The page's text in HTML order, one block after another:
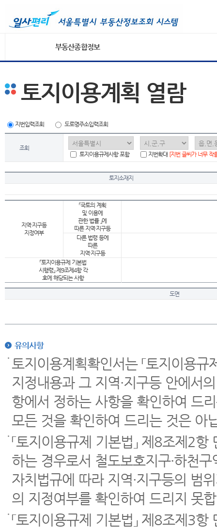
부동산종합정보
토지이용계획 열람
지번입력조회 도로명주소입력조회
조회
토지이용규제사항 포함
지번확대 [지번 글씨가 너무 작
토지소재지
지역·지구등
지정여부
「국토의 계획
및 이용에
관한 법률 」에
따른 지역·지구등
다른 법령 등에
따른
지역·지구등
「토지이용규제 기본법
시행령」 제9조제4항 각
호에 해당되는 사항
도면
유의사항
토지이용계획확인서는 「토지이용
지정내용과 그 지역·지구등 안에서
항에서 정하는 사항을 확인하여 드
모든 것을 확인하여 드리는 것은 아
「토지이용규제 기본법」 제8조제2
하는 경우로서 철도보호지구·하천
자치법규에 따라 지역·지구등의 범
의 지정여부를 확인하여 드리지 못
「토지이용규제 기본법」 제8조제3